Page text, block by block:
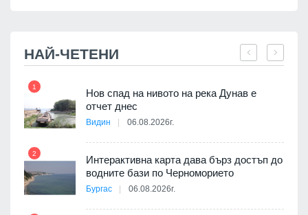
НАЙ-ЧЕТЕНИ
1
Нов спад на нивото на река Дунав е
отчет днес
Видин 06.08.2026г.
2
Интерактивна карта дава бърз достъп до
водните бази по Черноморието
Бургас 06.08.2026г.